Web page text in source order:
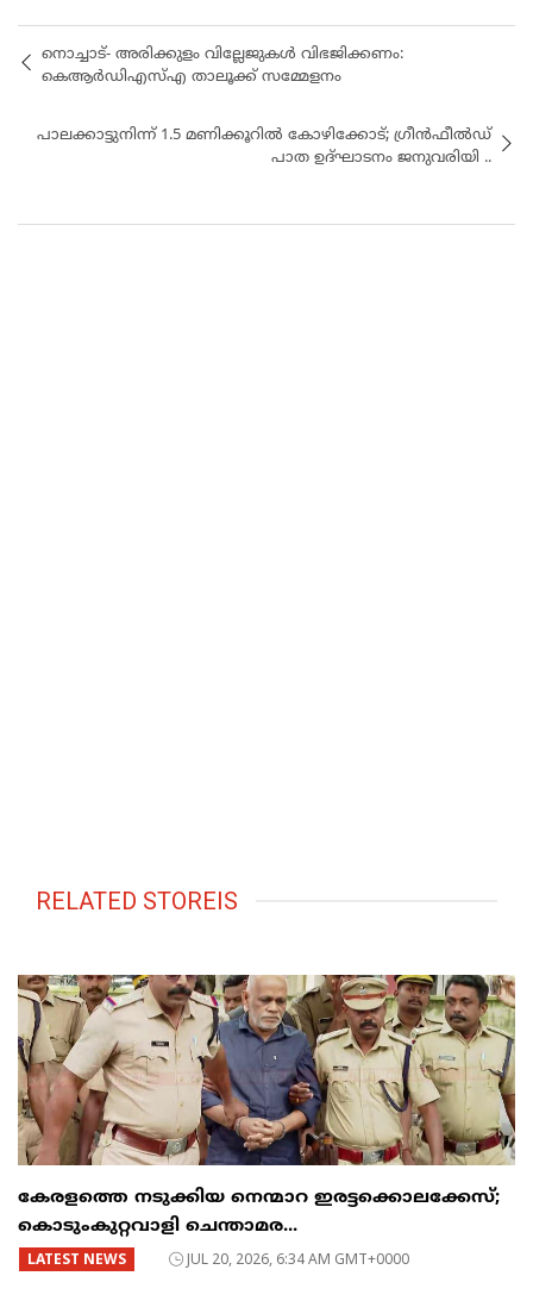
നൊച്ചാട്- അരിക്കുളം വില്ലേജുകൾ വിഭജിക്കണം:
കെആർഡിഎസ്എ താലൂക്ക് സമ്മേളനം
പാലക്കാട്ടുനിന്ന് 1.5 മണിക്കൂറിൽ കോഴിക്കോട്; ഗ്രീൻഫീൽഡ്
പാത ഉദ്ഘാടനം ജനുവരിയി ..
RELATED STOREIS
കേരളത്തെ നടുക്കിയ നെന്മാറ ഇരട്ടക്കൊലക്കേസ്;
കൊടുംകുറ്റവാളി ചെന്താമര...
LATEST NEWS JUL 20, 2026, 6:34 AM GMT+0000